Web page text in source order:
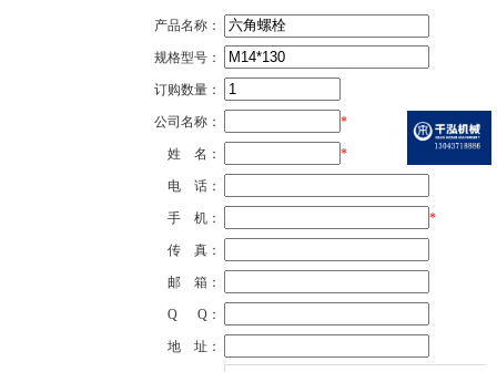
产品名称：
规格型号：
订购数量：
公司名称： *
姓 名： *
电 话：
手 机： *
传 真：
邮 箱：
Q Q：
地 址：